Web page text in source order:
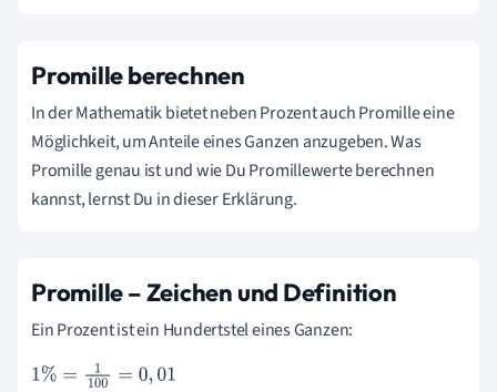
Promille berechnen
In der Mathematik bietet neben Prozent auch Promille eine
Möglichkeit, um Anteile eines Ganzen anzugeben. Was
Promille genau ist und wie Du Promillewerte berechnen
kannst, lernst Du in dieser Erklärung.
Promille – Zeichen und Definition
Ein Prozent ist ein Hundertstel eines Ganzen:
1%= 1100=0 01